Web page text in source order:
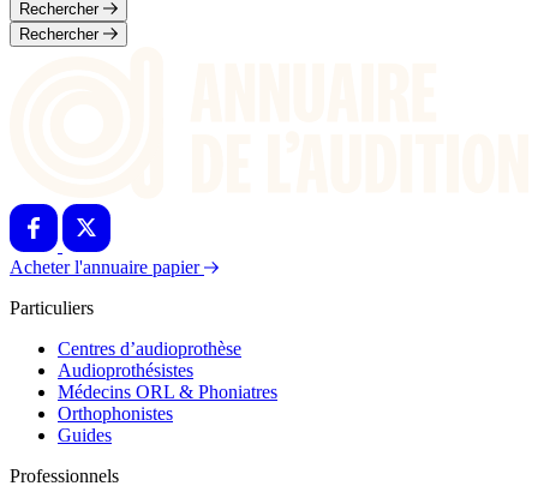
Rechercher
Rechercher
Acheter l'annuaire papier
Particuliers
Centres d’audioprothèse
Audioprothésistes
Médecins ORL & Phoniatres
Orthophonistes
Guides
Professionnels